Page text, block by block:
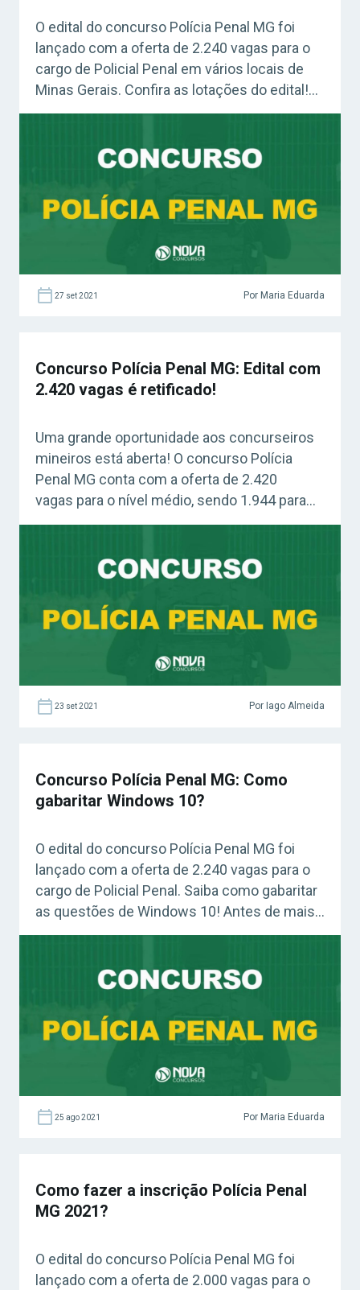
O edital do concurso Polícia Penal MG foi
lançado com a oferta de 2.240 vagas para o
cargo de Policial Penal em vários locais de
Minas Gerais. Confira as lotações do edital!
Antes de mais nada, o certame estará com
outubro até o dia 21 de novembro […]
27 set 2021 Por Maria Eduarda
Concurso Polícia Penal MG: Edital com
2.420 vagas é retificado!
Uma grande oportunidade aos concurseiros
mineiros está aberta! O concurso Polícia
Penal MG conta com a oferta de 2.420
vagas para o nível médio, sendo 1.944 para
homens e 476 para mulheres. E o edital
Concurso Polícia Penal MG: edital passa por
retificação O edital do concurso Polícia Penal
de Minas Gerais passou […]
23 set 2021 Por Iago Almeida
Concurso Polícia Penal MG: Como
gabaritar Windows 10?
O edital do concurso Polícia Penal MG foi
lançado com a oferta de 2.240 vagas para o
cargo de Policial Penal. Saiba como gabaritar
as questões de Windows 10! Antes de mais
nada, o certame estará com as inscrições
de novembro de 2021. Os […]
25 ago 2021 Por Maria Eduarda
Como fazer a inscrição Polícia Penal
MG 2021?
O edital do concurso Polícia Penal MG foi
lançado com a oferta de 2.000 vagas para o